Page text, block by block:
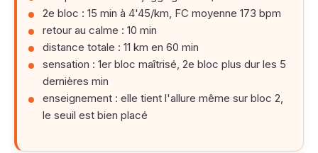
2e bloc : 15 min à 4'45/km, FC moyenne 173 bpm
retour au calme : 10 min
distance totale : 11 km en 60 min
sensation : 1er bloc maîtrisé, 2e bloc plus dur les 5
dernières min
enseignement : elle tient l'allure même sur bloc 2,
le seuil est bien placé